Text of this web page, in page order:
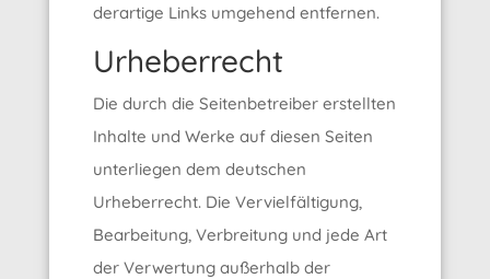
derartige Links umgehend entfernen.
Urheberrecht
Die durch die Seitenbetreiber erstellten
Inhalte und Werke auf diesen Seiten
unterliegen dem deutschen
Urheberrecht. Die Vervielfältigung,
Bearbeitung, Verbreitung und jede Art
der Verwertung außerhalb der